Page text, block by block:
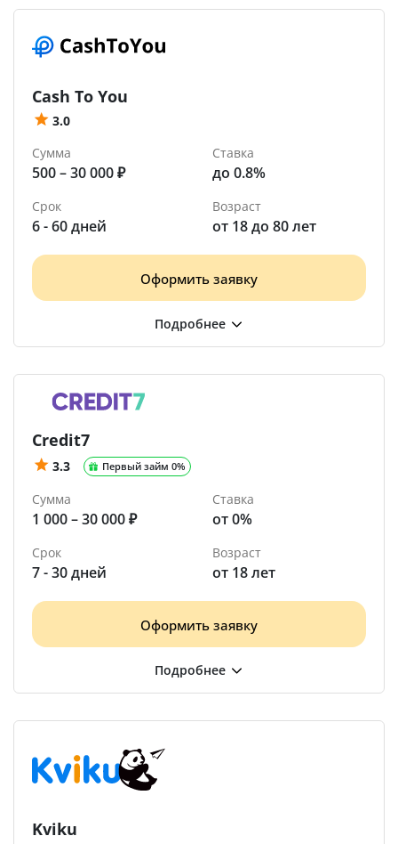
Cash To You
3.0
Сумма
500 – 30 000 ₽
Ставка
до 0.8%
Срок
6 - 60 дней
Возраст
от 18 до 80 лет
Оформить заявку
Credit7
3.3 Первый займ 0%
Сумма
1 000 – 30 000 ₽
Ставка
от 0%
Срок
7 - 30 дней
Возраст
от 18 лет
Оформить заявку
Kviku